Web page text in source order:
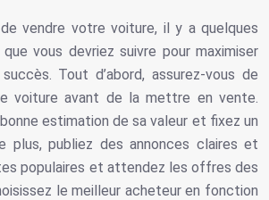
vendre votre voiture, il y a quelques
vous devriez suivre pour maximiser
Tout d’abord, assurez-vous de
voiture avant de la mettre en vente.
estimation de sa valeur et fixez un
plus, publiez des annonces claires et
populaires et attendez les offres des
le meilleur acheteur en fonction